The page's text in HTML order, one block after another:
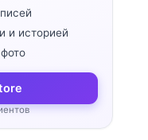
и историей